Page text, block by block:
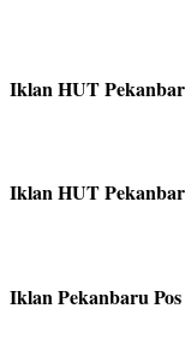
Iklan HUT
Iklan HUT
Iklan Pekanbaru Pos